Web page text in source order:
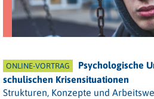
ONLINE-VORTRAG
Psychologische
schulischen Krisensituationen
Strukturen, Konzepte und